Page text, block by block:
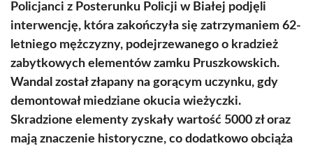
Policjanci z Posterunku Policji w Białej podjęli
interwencję, która zakończyła się zatrzymaniem 62-
letniego mężczyzny, podejrzewanego o kradzież
zabytkowych elementów zamku Pruszkowskich.
Wandal został złapany na gorącym uczynku, gdy
demontował miedziane okucia wieżyczki.
Skradzione elementy zyskały wartość 5000 zł oraz
mają znaczenie historyczne, co dodatkowo obciąża